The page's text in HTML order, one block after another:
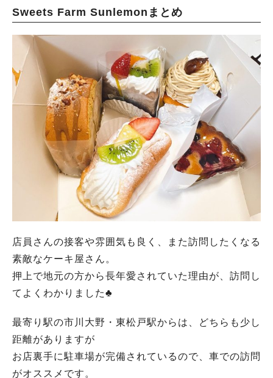
Sweets Farm Sunlemonまとめ
店員さんの接客や雰囲気も良く、また訪問したくなる
素敵なケーキ屋さん。
押上で地元の方から長年愛されていた理由が、訪問し
てよくわかりました♣
最寄り駅の市川大野・東松戸駅からは、どちらも少し
距離がありますが
お店裏手に駐車場が完備されているので、車での訪問
がオススメです。